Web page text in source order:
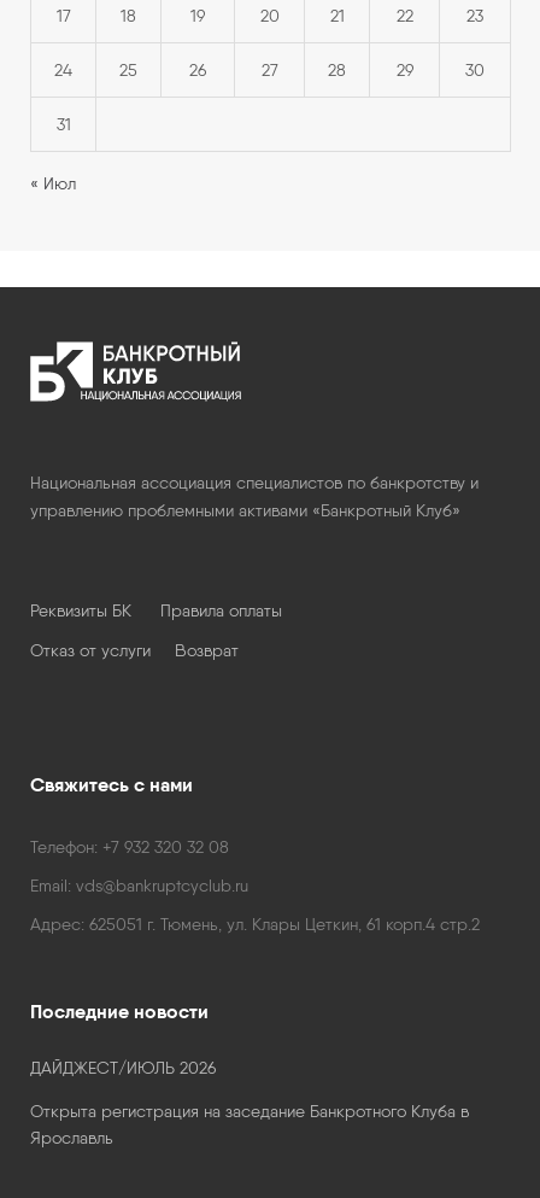
17 18 19 20 21 22 23
24 25 26 27 28 29 30
31
« Июл
Национальная ассоциация специалистов по банкротству и
управлению проблемными активами «Банкротный Клуб»
Реквизиты БК Правила оплаты
Отказ от услуги Возврат
Свяжитесь с нами
Телефон: +7 932 320 32 08
Email: vds@bankruptcyclub.ru
Адрес: 625051 г. Тюмень, ул. Клары Цеткин, 61 корп.4 стр.2
Последние новости
ДАЙДЖЕСТ/ИЮЛЬ 2026
Открыта регистрация на заседание Банкротного Клуба в
Ярославль